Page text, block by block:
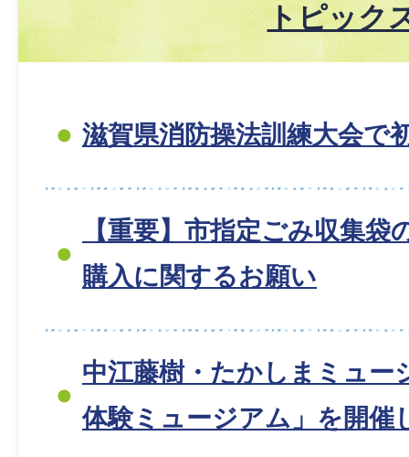
トピック
滋賀県消防操法訓練大会で
【重要】市指定ごみ収集袋
購入に関するお願い
中江藤樹・たかしまミュー
体験ミュージアム」を開催